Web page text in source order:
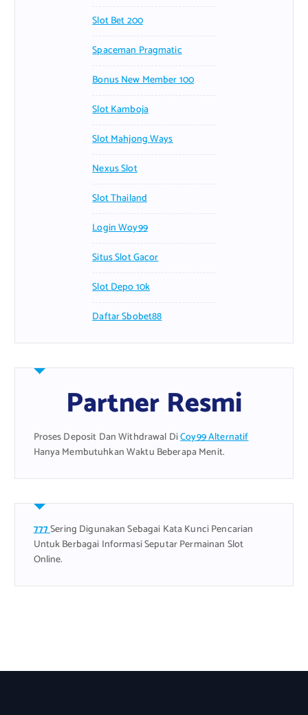
Slot Bet 200
Spaceman Pragmatic
Bonus New Member 100
Slot Kamboja
Slot Mahjong Ways
Nexus Slot
Slot Thailand
Login Woy99
Situs Slot Gacor
Slot Depo 10k
Daftar Sbobet88
Partner Resmi
Proses Deposit Dan Withdrawal DiCoy99 Alternatif
Hanya Membutuhkan Waktu Beberapa Menit.
777Sering Digunakan Sebagai Kata Kunci Pencarian
Untuk Berbagai Informasi Seputar Permainan Slot
Online.